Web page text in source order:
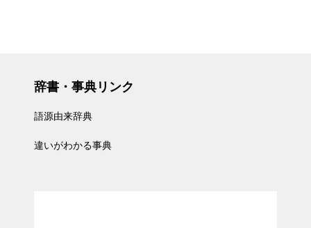
辞書・事典リンク
語源由来辞典
違いがわかる事典